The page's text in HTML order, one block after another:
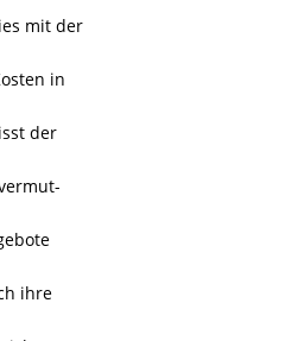
mit der
in
der
ihre